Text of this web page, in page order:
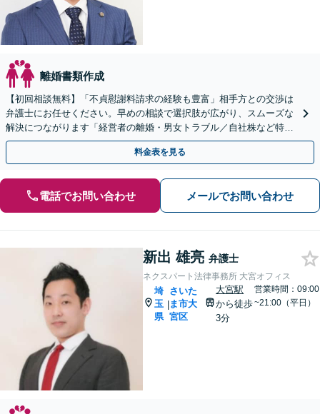
離婚書類作成
【初回相談無料】「不貞慰謝料請求の経験も豊富」相手方との交渉は
弁護士にお任せください。早めの相談で選択肢が広がり、スムーズな
解決につながります「経営者の離婚・男女トラブル／自社株など特有
の問題にもきめ細やかにサポート」【夜間相談可】
料金表を見る
電話でお問い合わせ メールでお問い合わせ
新出 雄亮 弁護士
ネクスパート法律事務所 大宮オフィス
埼
玉
県
|
さいた
ま市大
宮区
大宮駅
から徒歩
3分
営業時間：09:00
~21:00（平日）